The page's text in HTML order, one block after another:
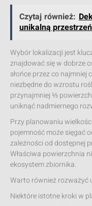
Czytaj również:
unikalną przestrzeń
Wybór lokalizacji jest
znajdować się w dobrze
słońce przez co najmniej
niezbędne do wzrostu
przynajmniej ⅓
uniknąć nadmiernego
Przy planowaniu
pojemność może sięgać
zależności od dostępnej
Właściwa powierzchnia
ekosystem zbiornika.
Warto również rozważyć
Niektóre istotne kroki w